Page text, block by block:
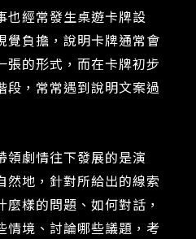
也經常發生桌遊卡牌設
覺負擔，說明卡牌通常會
張的形式，而在卡牌初步
段，常常遇到說明文案過
領劇情往下發展的是演
然地，針對所給出的線索
樣的問題、如何對話，
情境、討論哪些議題，考